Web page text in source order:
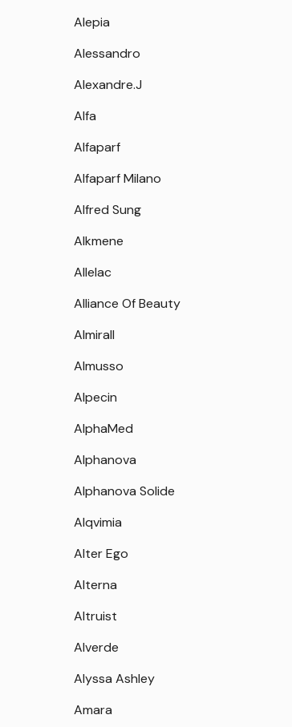
Alepia
Alessandro
Alexandre.J
Alfa
Alfaparf
Alfaparf Milano
Alfred Sung
Alkmene
Allelac
Alliance Of Beauty
Almirall
Almusso
Alpecin
AlphaMed
Alphanova
Alphanova Solide
Alqvimia
Alter Ego
Alterna
Altruist
Alverde
Alyssa Ashley
Amara